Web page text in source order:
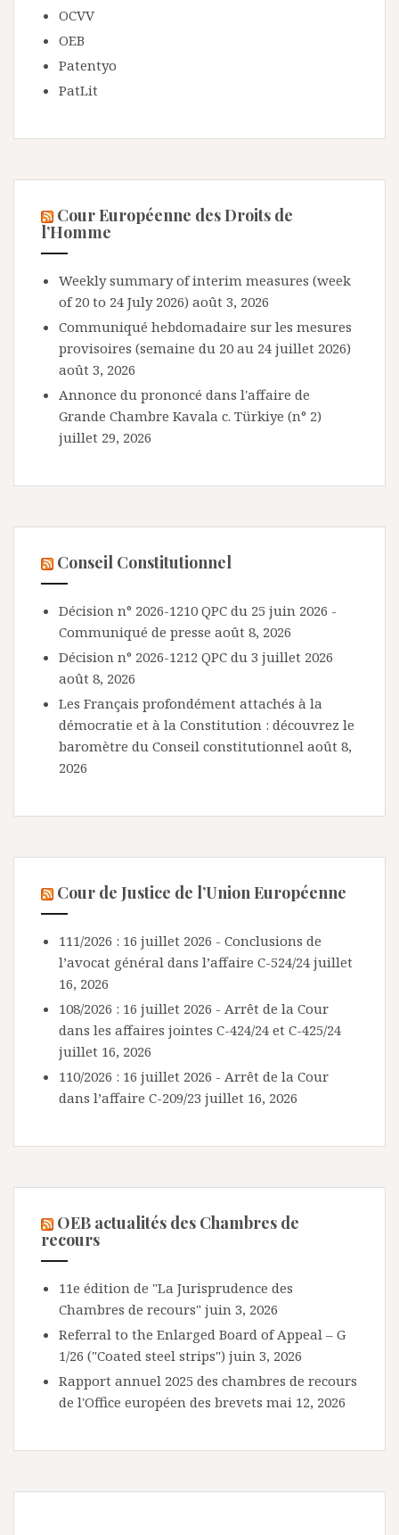
OCVV
OEB
Patentyo
PatLit
Cour Européenne des Droits de
l’Homme
Weekly summary of interim measures (week
of 20 to 24 July 2026) août 3, 2026
Communiqué hebdomadaire sur les mesures
provisoires (semaine du 20 au 24 juillet 2026)
août 3, 2026
Annonce du prononcé dans l'affaire de
Grande Chambre Kavala c. Türkiye (n° 2)
juillet 29, 2026
Conseil Constitutionnel
Décision n° 2026-1210 QPC du 25 juin 2026 -
Communiqué de presse août 8, 2026
Décision n° 2026-1212 QPC du 3 juillet 2026
août 8, 2026
Les Français profondément attachés à la
démocratie et à la Constitution : découvrez le
baromètre du Conseil constitutionnel août 8,
2026
Cour de Justice de l’Union Européenne
111/2026 : 16 juillet 2026 - Conclusions de
l’avocat général dans l’affaire C-524/24 juillet
16, 2026
108/2026 : 16 juillet 2026 - Arrêt de la Cour
dans les affaires jointes C-424/24 et C-425/24
juillet 16, 2026
110/2026 : 16 juillet 2026 - Arrêt de la Cour
dans l’affaire C-209/23 juillet 16, 2026
OEB actualités des Chambres de
recours
11e édition de "La Jurisprudence des
Chambres de recours" juin 3, 2026
Referral to the Enlarged Board of Appeal – G
1/26 ("Coated steel strips") juin 3, 2026
Rapport annuel 2025 des chambres de recours
de l'Office européen des brevets mai 12, 2026